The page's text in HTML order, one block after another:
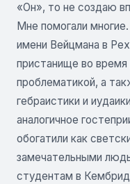
«Он», то не создаю
Мне помогали
имени Вейцмана в
пристанище во время
проблематикой, а
гебраистики и
аналогичное
обогатили как
замечательными
студентам в